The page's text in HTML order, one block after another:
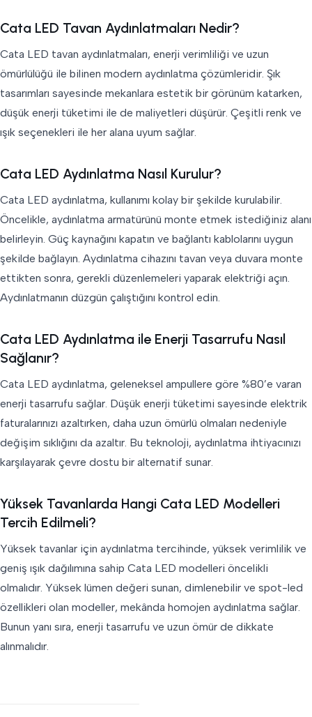
Cata LED Tavan Aydınlatmaları Nedir?
Cata LED tavan aydınlatmaları, enerji verimliliği ve uzun
ömürlülüğü ile bilinen modern aydınlatma çözümleridir. Şık
tasarımları sayesinde mekanlara estetik bir görünüm katarken,
düşük enerji tüketimi ile de maliyetleri düşürür. Çeşitli renk ve
ışık seçenekleri ile her alana uyum sağlar.
Cata LED Aydınlatma Nasıl Kurulur?
Cata LED aydınlatma, kullanımı kolay bir şekilde kurulabilir.
Öncelikle, aydınlatma armatürünü monte etmek istediğiniz alanı
belirleyin. Güç kaynağını kapatın ve bağlantı kablolarını uygun
şekilde bağlayın. Aydınlatma cihazını tavan veya duvara monte
ettikten sonra, gerekli düzenlemeleri yaparak elektriği açın.
Aydınlatmanın düzgün çalıştığını kontrol edin.
Cata LED Aydınlatma ile Enerji Tasarrufu Nasıl
Sağlanır?
Cata LED aydınlatma, geleneksel ampullere göre %80’e varan
enerji tasarrufu sağlar. Düşük enerji tüketimi sayesinde elektrik
faturalarınızı azaltırken, daha uzun ömürlü olmaları nedeniyle
değişim sıklığını da azaltır. Bu teknoloji, aydınlatma ihtiyacınızı
karşılayarak çevre dostu bir alternatif sunar.
Yüksek Tavanlarda Hangi Cata LED Modelleri
Tercih Edilmeli?
Yüksek tavanlar için aydınlatma tercihinde, yüksek verimlilik ve
geniş ışık dağılımına sahip Cata LED modelleri öncelikli
olmalıdır. Yüksek lümen değeri sunan, dimlenebilir ve spot-led
özellikleri olan modeller, mekânda homojen aydınlatma sağlar.
Bunun yanı sıra, enerji tasarrufu ve uzun ömür de dikkate
alınmalıdır.